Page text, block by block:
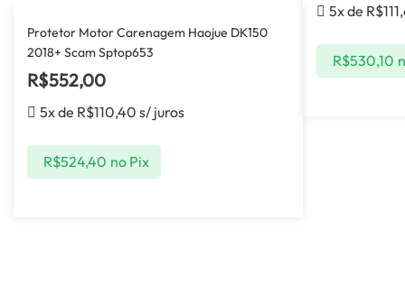
Protetor Motor Carenagem Haojue DK150
2018+ Scam Sptop653
R$552,00
5x de R$110,40 s/ juros
R$524,40 no Pix
5x de R$
R$530,10